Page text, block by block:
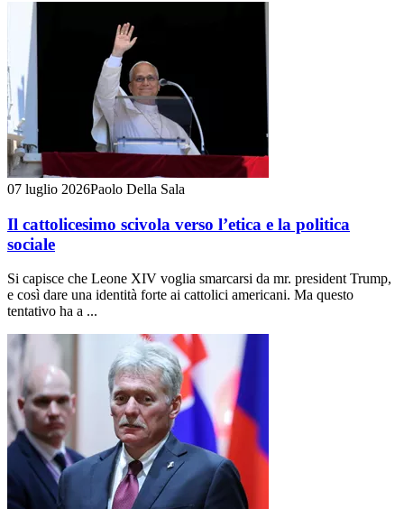
07 luglio 2026Paolo Della Sala
Il cattolicesimo scivola verso l’etica e la politica
sociale
Si capisce che Leone XIV voglia smarcarsi da mr. president Trump,
e così dare una identità forte ai cattolici americani. Ma questo
tentativo ha a ...